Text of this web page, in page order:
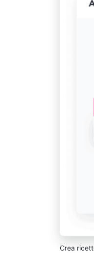
Crea